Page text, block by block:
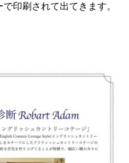
印刷されて出てきます。